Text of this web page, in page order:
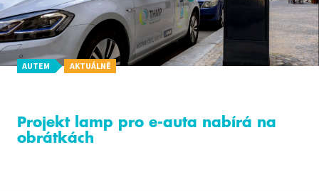
AUTEM AKTUÁLNĚ
Projekt lamp pro e-auta nabírá na
obrátkách